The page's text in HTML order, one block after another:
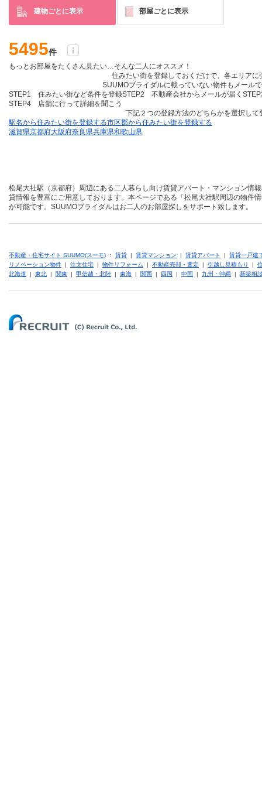
建物ごとに表示 部屋ごとに表示
5495件
もっとお部屋をたくさん見たい…そんな二人にオススメ！
住みたい街を登録しておくだけで、各エリアに
SUUMOブライダルに載っていない物件も メール
STEP1 住みたい街など条件を登録STEP2 不動産会社からメールが届く
STEP4 店舗に行って詳細を聞こう
下記２つの登録方法のどちらかを選択して
駅名から住みたい街を登録する市区郡から住みたい街を登録する
滋賀県京都府大阪府奈良県兵庫県和歌山県
松尾大社駅（京都府）周辺にある二人暮らし向け賃貸アパート・マンション
貸情報を豊富にご用意しております。本ページである「松尾大社駅周辺の物件
が可能です。SUUMOブライダルはお二人のお部屋探しをサポート致します。
不動産・住宅サイト SUUMO(スーモ) ： 賃貸 | 賃貸マンション | 賃貸アパート | 賃貸一戸建
リノベーション物件 | 注文住宅 | 物件リフォーム | 不動産売却・査定 | 引越し見積もり |
北海道 | 東北 | 関東 | 甲信越・北陸 | 東海 | 関西 | 四国 | 中国 | 九州・沖縄 | 新築相